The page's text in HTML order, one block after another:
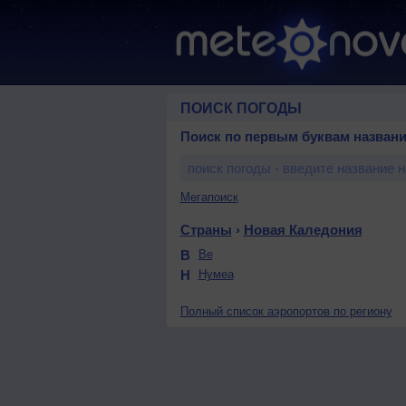
ПОИСК ПОГОДЫ
Поиск по первым буквам
Мегапоиск
Страны › Новая Каледония
В
Ве
Н Нумеа
Полный список аэропортов по региону